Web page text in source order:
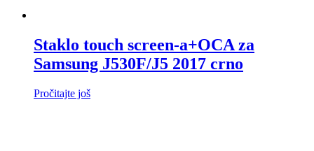
Staklo touch screen-a+OCA za
Samsung J530F/J5 2017 crno
Pročitajte još